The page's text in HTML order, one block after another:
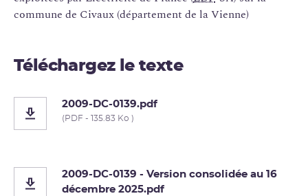
commune de Civaux (département de la Vienne)
Téléchargez le texte
2009-DC-0139.pdf
(PDF - 135.83 Ko )
2009-DC-0139 - Version consolidée au 16
décembre 2025.pdf